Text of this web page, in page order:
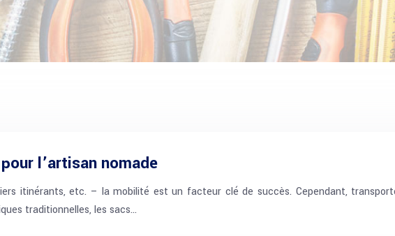
l’artisan nomade
itinérants, etc. – la mobilité est un facteur clé de succès. Cependant,
traditionnelles, les sacs…